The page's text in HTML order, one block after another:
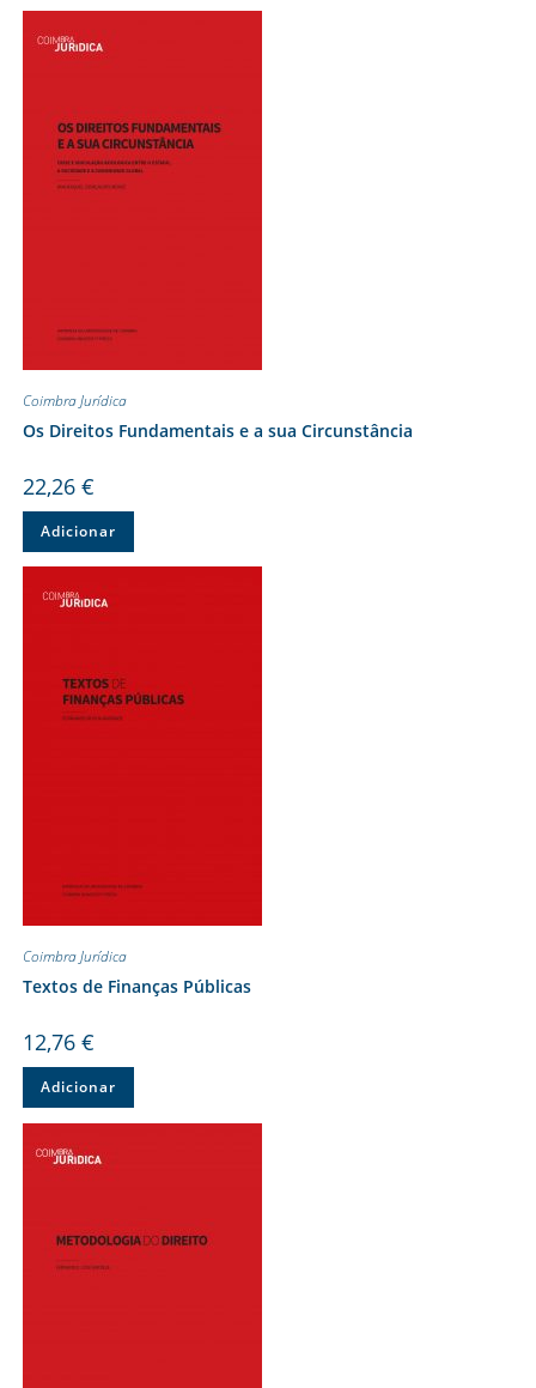
Coimbra Jurídica
Os Direitos Fundamentais e a sua Circunstância
22,26 €
Adicionar
Coimbra Jurídica
Textos de Finanças Públicas
12,76 €
Adicionar